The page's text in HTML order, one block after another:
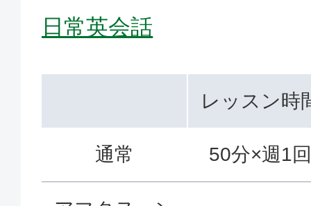
日常英会話
レッスン時
通常 50分×週1